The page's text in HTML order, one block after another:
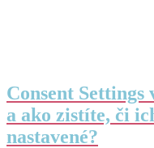
Consent Settings
a ako zistíte, či
nastavené?